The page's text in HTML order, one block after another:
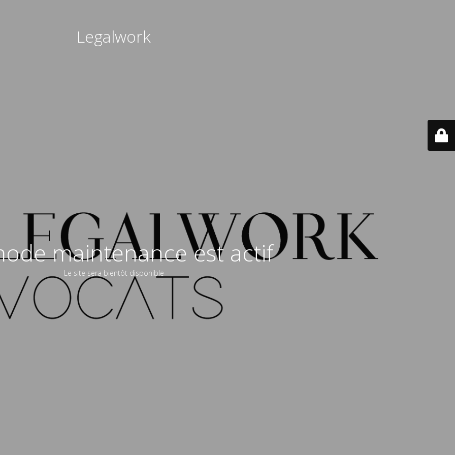
Legalwork
maintenance est actif
Le site sera bientôt disponible